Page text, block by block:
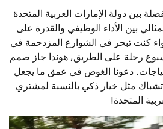
بين دولة الإمارات العربية المتحدة
بين الأداء الوظيفي والقدرة على
كنت تبحر في الشوارع المزدحمة في
رحلة على الطريق, هوندا جاز صمم
دعونا الغوص في عمق ما يجعل
مثل خيار ذكي بالنسبة لمشتري
المتحدة!